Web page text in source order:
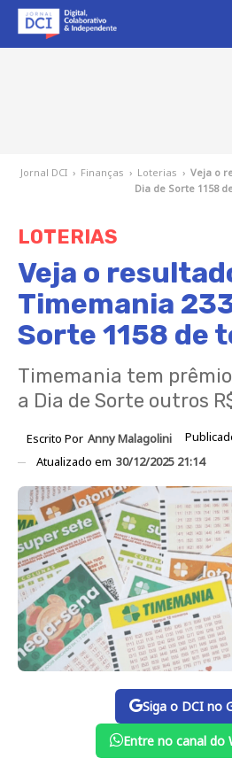
Jornal DCI › Finanças › Loterias › Veja o
Dia de Sorte 1158
LOTERIAS
Veja o
Timemania
Sorte 1158 de
Timemania tem
a Dia de Sorte outros
Escrito Por Anny Malagolini
Atualizado em 30/12/2025 21:14
Siga o DCI no
Entre no canal do